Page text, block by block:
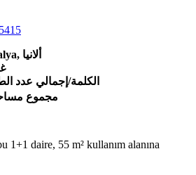
ديك رومي, Antalya, ألانيا
الكلمة/إجمالي عدد
مجموع مساحة:
1+1 daire, 55 m² kullanım alanına